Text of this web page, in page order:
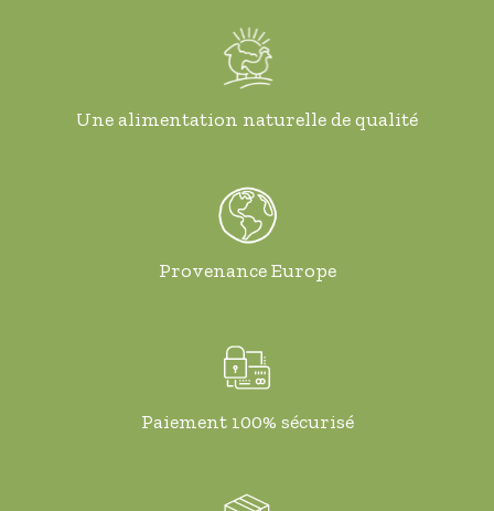
Une alimentation naturelle de qualité
Provenance Europe
Paiement 100% sécurisé